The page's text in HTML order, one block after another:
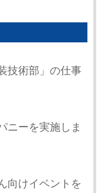
技術部」の仕事
ニーを実施しま
向けイベントを